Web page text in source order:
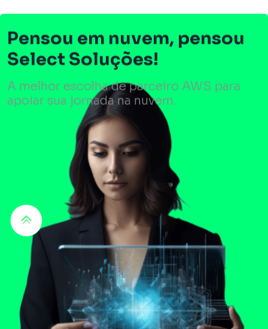
Pensou em nuvem, pensou
Select Soluções!
A melhor escolha de parceiro AWS para
apoiar sua jornada na nuvem.